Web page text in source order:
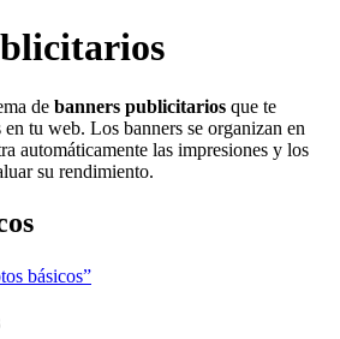
de banners publicitarios que te
tu web. Los banners se organizan en
automáticamente las impresiones y los
su rendimiento.
básicos”